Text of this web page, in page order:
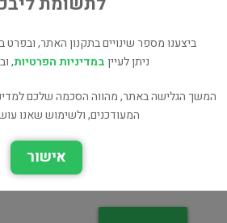
הגבעה מעל האגם
מתח ופעולה
ביצענו מספר שינויים בתקנון האתר, ובפרט
ניתן לעייןבמדיניות הפרטיות,
המשך הגלישה באתר, מהווה הסכמה שלכם
המעודכנים, ולשימוש שאנו
אישור